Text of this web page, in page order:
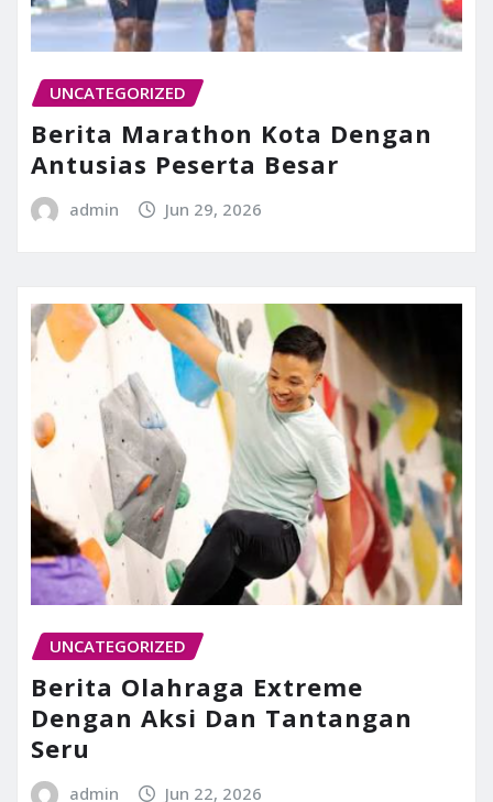
UNCATEGORIZED
Berita Marathon Kota Dengan
Antusias Peserta Besar
admin Jun 29, 2026
UNCATEGORIZED
Berita Olahraga Extreme
Dengan Aksi Dan Tantangan
Seru
admin Jun 22, 2026